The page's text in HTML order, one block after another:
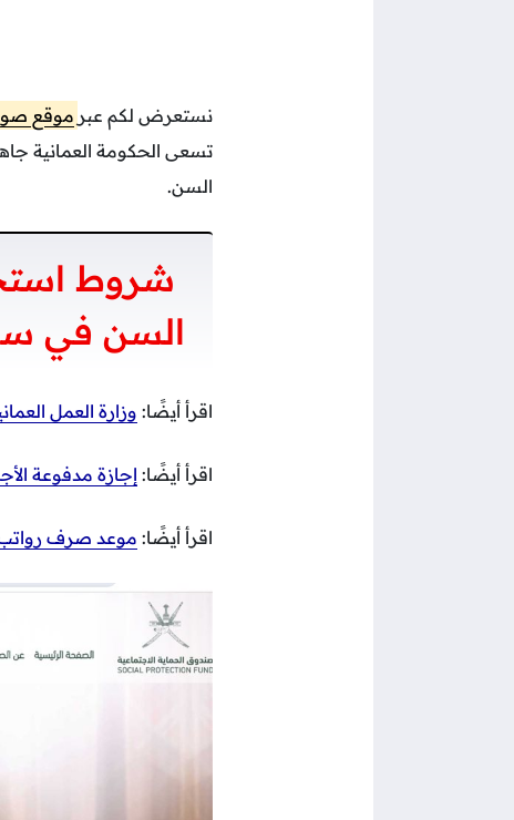
نستعرض لكم عبر موقع
تسعى الحكومة العمانية
السن.
شروط
السن في
اقرأ أيضًا: وزارة العمل
اقرأ أيضًا: إجازة مدفوعة
اقرأ أيضًا: موعد صرف رواتب أكتوبر 2024 بسلطنة عمان والمعاشات